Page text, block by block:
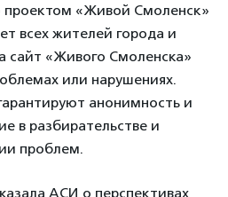
проектом «Живой Смоленск»
всех жителей города и
сайт «Живого Смоленска»
или нарушениях.
анонимность и
в разбирательстве и
проблем.
АСИ о перспективах